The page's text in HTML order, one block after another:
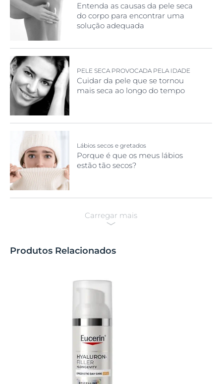
Entenda as causas da pele seca
do corpo para encontrar uma
solução adequada
PELE SECA PROVOCADA PELA IDADE
Cuidar da pele que se tornou
mais seca ao longo do tempo
Lábios secos e gretados
Porque é que os meus lábios
estão tão secos?
Carregar mais
Produtos Relacionados